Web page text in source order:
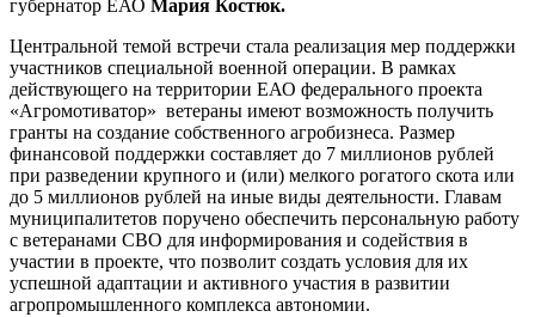
губернатор ЕАО Мария Костюк.
Центральной темой встречи стала реализация мер поддержки
участников специальной военной операции. В рамках
действующего на территории ЕАО федерального проекта
«Агромотиватор» ветераны имеют возможность получить
гранты на создание собственного агробизнеса. Размер
финансовой поддержки составляет до 7 миллионов рублей
при разведении крупного и (или) мелкого рогатого скота или
до 5 миллионов рублей на иные виды деятельности. Главам
муниципалитетов поручено обеспечить персональную работу
с ветеранами СВО для информирования и содействия в
участии в проекте, что позволит создать условия для их
успешной адаптации и активного участия в развитии
агропромышленного комплекса автономии.